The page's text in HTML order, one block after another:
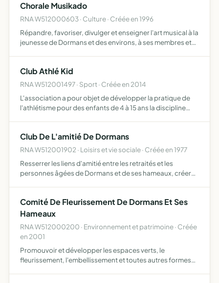
Chorale Musikado
RNA W512000603 · Culture · Créée en 1996
Répandre, favoriser, divulger et enseigner l'art musical à la
jeunesse de Dormans et des environs, à ses membres et
Club Athlé Kid
RNA W512001497 · Sport · Créée en 2014
L'association a pour objet de développer la pratique de
l'athlétisme pour des enfants de 4 à 15 ans la discipline
Club De L'amitié De Dormans
RNA W512001902 · Loisirs et vie sociale · Créée en 1977
Resserrer les liens d'amitié entre les retraités et les
personnes âgées de Dormans et de ses hameaux, créer
Comité De Fleurissement De Dormans Et Ses
Hameaux
RNA W512000200 · Environnement et patrimoine · Créée
en 2001
Promouvoir et développer les espaces verts, le
fleurissement, l'embellissement et toutes autres formes